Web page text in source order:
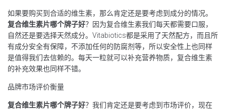
如果要购买到合适的维生素，那么肯定还是要考虑到成分的情况。
复合维生素片哪个牌子好？因为复合维生素我们每天都需要口服，
自然还是要选择天然成分。Vitabiotics都是采用了天然配方，而且所
有成分安全有保障，不添加任何的防腐剂等，所以安全性上也同样
是值得我们去信赖的。每天一粒就可以补充营养物质，复合维生素
的补充效果也同样不错。
品牌市场评价衡量
复合维生素片哪个牌子好？我们肯定还是要考虑到市场评价，现在